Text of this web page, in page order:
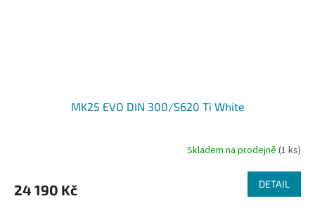
MK25 EVO DIN 300/S620 Ti White
Skladem na prodejně (1 ks)
24 190 Kč DETAIL